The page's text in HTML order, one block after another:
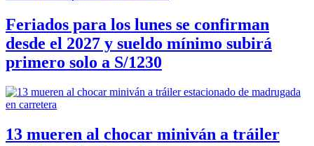
Feriados para los lunes se confirman
desde el 2027 y sueldo mínimo subirá
primero solo a S/1230
13 mueren al chocar miniván a tráiler